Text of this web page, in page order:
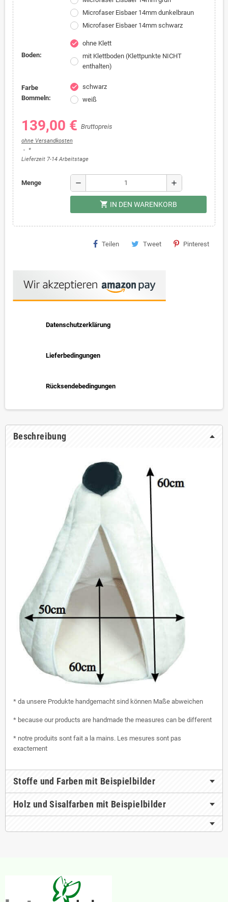
Microfaser Eisbaer 14mm dunkelbraun
Microfaser Eisbaer 14mm schwarz
Boden:
check
ohne Klett
mit Klettboden (Klettpunkte NICHT
enthalten)
Farbe
Bommeln:
check
schwarz
weiß
139,00 € Bruttopreis
ohne Versandkosten
*
Lieferzeit 7-14 Arbeitstage
Menge remove add
shopping_cart IN DEN WARENKORB
Teilen Tweet Pinterest
Datenschutzerklärung
Lieferbedingungen
Rücksendebedingungen
Beschreibung
* da unsere Produkte handgemacht sind können Maße abweichen
* because our products are handmade the measures can be different
* notre produits sont fait a la mains. Les mesures sont pas
exactement
Stoffe und Farben mit Beispielbilder
Holz und Sisalfarben mit Beispielbilder